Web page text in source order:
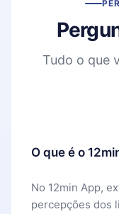
Tudo o que
O que é o
No 12min App,
percepções dos